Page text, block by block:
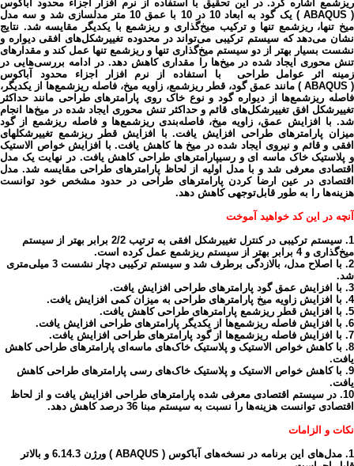
ریزشمع اشاره کرد. در این تحقیق با استفاده از نرم افزار اجزاء محدود آباکوس
( ABAQUS ) یک گود به ابعاد 10 در 10 با عمق 10 متر مدلسازی شد و سه مدل
میخ تنها، ریزشمع تنها و ترکیب میخ‌گذاری و ریزشمع با یکدیگر مقایسه شد. نتایج
نشان می‌دهد که سیستم ترکیبی می‌تواند در محدوده تغییرشکل‌های افقی دیواره و
نشست بسیار بهتر از دو سیستم میخ‌گذاری تنها و ریزشمع تنها عمل کند و مقدارهای
تنش محوری ایجاد شده در میخ‌ها را مقداری کاهش دهد. در ادامه بررسی‌هایی در
زمینه اثر عوامل طراحی
با استفاده از نرم افزار اجزاء محدود آباکوس
( ABAQUS
) مانند عمق گود، قطر ریزشمع، زاویه میخ، فاصله ریزشمع‌ها از یکدیگر،
فاصله ریزشمع‌ها از دیواره گود و نوع خاک روی پارامترهای طراحی مانند حداکثر
تغییرشکل افق تغییرشکل‌های قائم و حداکثر تنش محوری ایجاد شده در میخ‌ها انجام
شد. با افزایش عمق، زاویه میخ، فاصله‌بندی ریزشمع‌ها و فاصله ریزشمع از گود
میزان پارامترهای طراحی افزایش یافت. با افزایش قطر ریزشمع تغییرشکلهای
افقی و قائم و نیروی ایجاد شده در میخ ها کاهش یافت. با افزایش خواص الاستیک
و پلاستیک خاک ماسه ای و رسیپارامترهای طراحی کاهش یافت. در نهایت یک مدل
اقتصادی معرفی شد و با مدل اولیه از لحاظ پارامترهای طراحی مقایسه شد. مدل
اقتصادی در عین ارضا کردن پارامترهای طراحی در حدود مشخص خود توانست
هزینه‌ها را به طور قابل‌توجهی کاهش دهد.
آنچه در این کد خواهید آموخت
1. سیستم ترکیبی در کنترل تغییرشکل افقی به ترتیب 2/2 برابر بهتر از سیستم
میخ‌گذاری و 4 برابر بهتر از سیستم ریزشمع عمل کرده است.
2. با اصلاح مدل، بالازدگی برطرف شد و سیستم ترکیبی دچار نشست 3 میلی‌متری
شد.
3. با افزایش عمق گود پارامترهای طراحی افزایش یافت.
4. با افزایش زاویه میخ پارامترهای طراحی به میزان کمی افزایش یافت.
5. با افزایش قطر ریزشمع پارامترهای طراحی کاهش یافت.
6. با افزایش فاصله ریزشمع‌ها از یکدیگر پارامترهای طراحی افزایش یافت.
7. با افزایش فاصله ریزشمع‌ها از گود پارامترهای طراحی افزایش یافت.
8. با کاهش خواص الاستیک و پلاستیک خاک‌های ماسه‌ای پارامترهای طراحی کاهش
یافت.
9. با کاهش خواص الاستیک و پلاستیک خاک‌های رسی پارامترهای طراحی کاهش
یافت.
10. در سیستم اقتصادی معرفی شده پارامترهای طراحی افزایش یافت و از لحاظ
اقتصادی توانست هزینه‌ها را نسبت به سیستم مبنا 36 درصد کاهش دهد.
نکات و الزامات
1. مدل‌های این برنامه در نسخه‌های آباکوس
( ABAQUS ) ورژن
6.14.3 و بالاتر